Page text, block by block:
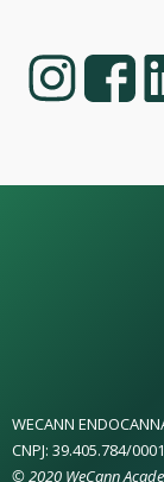
WECANN
CNPJ: 39.405.784/
© 2020 WeCann